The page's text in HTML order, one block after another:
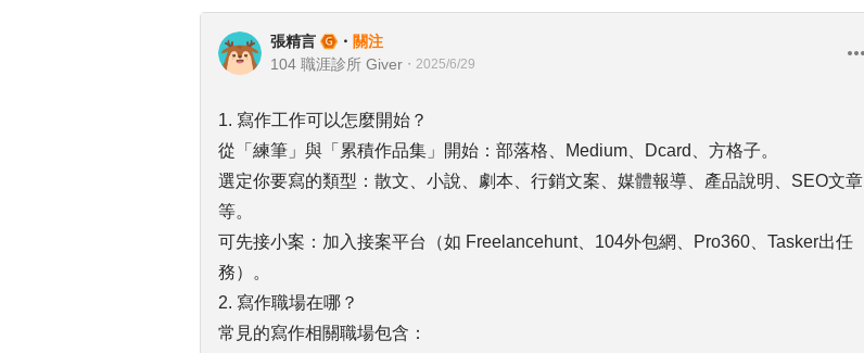
張精言 ・ 關注
104 職涯診所 Giver ・ 2025/6/29
1. 寫作工作可以怎麼開始？
從「練筆」與「累積作品集」開始：部落格、Medium、Dcard、方格子。
選定你要寫的類型：散文、小說、劇本、行銷文案、媒體報導、產品說明、SEO文章
等。
可先接小案：加入接案平台（如 Freelancehunt、104外包網、Pro360、Tasker出任
務）。
2. 寫作職場在哪？
常見的寫作相關職場包含：